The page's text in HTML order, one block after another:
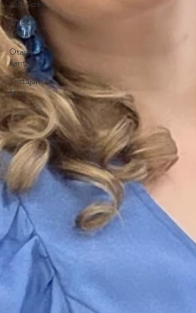
Lahjaidea
Black
Friday
Otan
kantaa
Yrittäjän
kriisi